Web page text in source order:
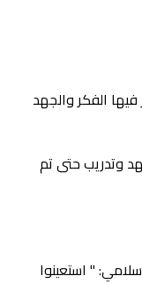
الفكر والجهد
وتدريب حتى تم
" استعينوا